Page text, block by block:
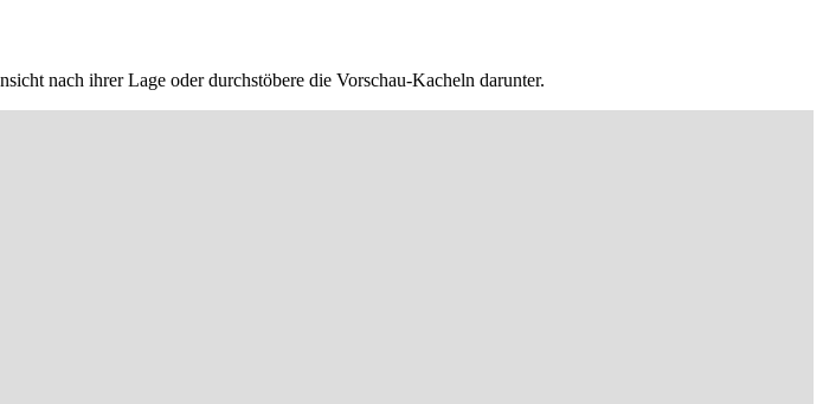
nach ihrer Lage oder durchstöbere die Vorschau-Kacheln darunter.